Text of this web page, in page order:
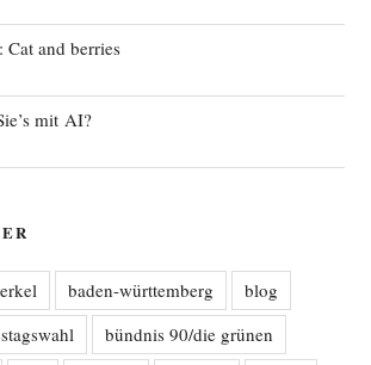
and berries
mit AI?
baden-württemberg
blog
bündnis 90/die grünen